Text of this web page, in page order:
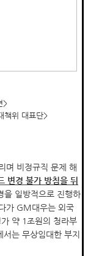
>
책위 대표단>
며 비정규직 문제 해
변경 불가 방침을 뒤
을 일방적으로 진행하
가 GM대우는 외국
약 1조원의 청라부
는 무상임대한 부지